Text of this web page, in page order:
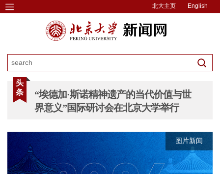
北大主页 English
头
条
“埃德加·斯诺精神遗产的当代价值与世
界意义”国际研讨会在北京大学举行
图片新闻
图片新闻
图片新闻
图片新闻